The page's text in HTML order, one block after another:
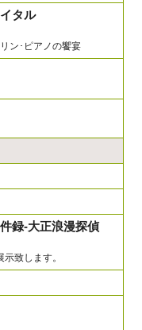
タル
ン･ピアノの饗宴
録-大正浪漫探偵
致します。